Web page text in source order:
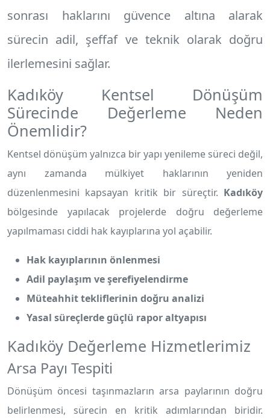
sonrası haklarını güvence altına alarak
sürecin adil, şeffaf ve teknik olarak doğru
ilerlemesini sağlar.
Kadıköy Kentsel Dönüşüm
Sürecinde Değerleme Neden
Önemlidir?
Kentsel dönüşüm yalnızca bir yapı yenileme süreci değil,
aynı zamanda mülkiyet haklarının yeniden
düzenlenmesini kapsayan kritik bir süreçtir. Kadıköy
bölgesinde yapılacak projelerde doğru değerleme
yapılmaması ciddi hak kayıplarına yol açabilir.
Hak kayıplarının önlenmesi
Adil paylaşım ve şerefiyelendirme
Müteahhit tekliflerinin doğru analizi
Yasal süreçlerde güçlü rapor altyapısı
Kadıköy Değerleme Hizmetlerimiz
Arsa Payı Tespiti
Dönüşüm öncesi taşınmazların arsa paylarının doğru
belirlenmesi, sürecin en kritik adımlarından biridir.